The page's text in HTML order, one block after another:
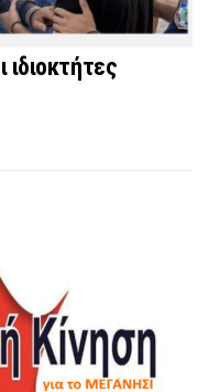
ιδιοκτήτες